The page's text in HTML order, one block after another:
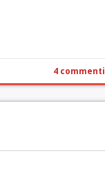
4 commenti